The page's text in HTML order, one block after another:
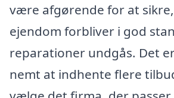
være afgørende for at
ejendom forbliver i god
reparationer undgås. Det
nemt at indhente flere